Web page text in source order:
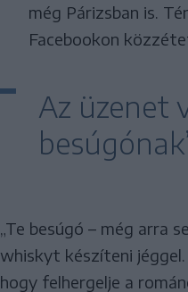
még Párizsban is.
Facebookon
Az üzenet
„Te besúgó – még arra
whiskyt készíteni
hogy felhergelje a